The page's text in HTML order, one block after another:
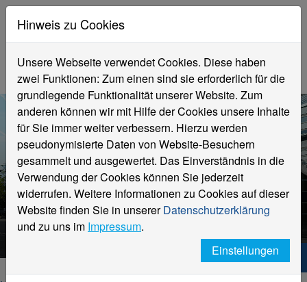
Aktuelle Meldungen
Hochschule Niederrhein
Hochschule Niederrhein. Dein Weg.
Hinweis zu Cookies
Unsere Webseite verwendet Cookies. Diese haben
zwei Funktionen: Zum einen sind sie erforderlich für die
grundlegende Funktionalität unserer Website. Zum
anderen können wir mit Hilfe der Cookies unsere Inhalte
für Sie immer weiter verbessern. Hierzu werden
pseudonymisierte Daten von Website-Besuchern
gesammelt und ausgewertet. Das Einverständnis in die
Verwendung der Cookies können Sie jederzeit
widerrufen. Weitere Informationen zu Cookies auf dieser
Website finden Sie in unsererDatenschutzerklärung
und zu uns im Impressum.
Einstellungen